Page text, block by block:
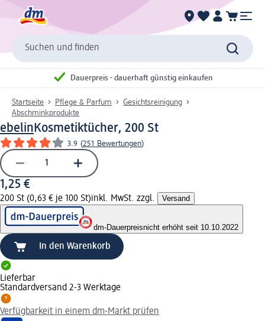
Suchen und finden
Dauerpreis - dauerhaft günstig einkaufen
Startseite Pflege & Parfum
Gesichtsreinigung
Abschminkprodukte
ebelin Kosmetiktücher, 200 St
3.9 (251 Bewertungen)
1,25 €
200 St (0,63 € je 100 St)inkl. MwSt. zzgl. Versand
dm-Dauerpreisnicht erhöht seit 10.10.2022
In den Warenkorb
Lieferbar
Standardversand 2-3 Werktage
Verfügbarkeit in einem dm-Markt prüfen